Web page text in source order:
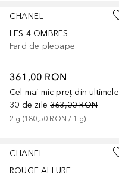
CHANEL
LES 4 OMBRES
Fard de pleoape
361,00 RON
Cel mai mic preț din ultimele
30 de zile 363,00 RON
2 g (180,50 RON / 1 g)
CHANEL
ROUGE ALLURE